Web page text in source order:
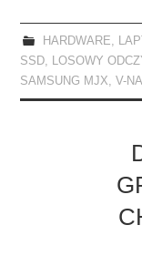
HARDWARE,
SSD, LOSOWY
SAMSUNG MJX,V-